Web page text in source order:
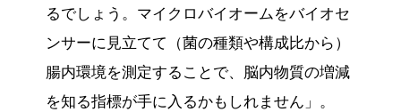
るでしょう。マイクロバイオームをバイオセ
ンサーに見立てて（菌の種類や構成比から）
腸内環境を測定することで、脳内物質の増減
を知る指標が手に入るかもしれません」。